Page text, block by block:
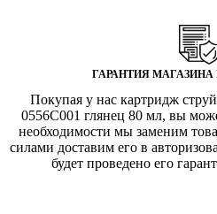
ГАРАНТИЯ
Покупая у нас картридж
0556C001 глянец 80 мл, вы
необходимости мы заменим
силами доставим его в
будет проведено его